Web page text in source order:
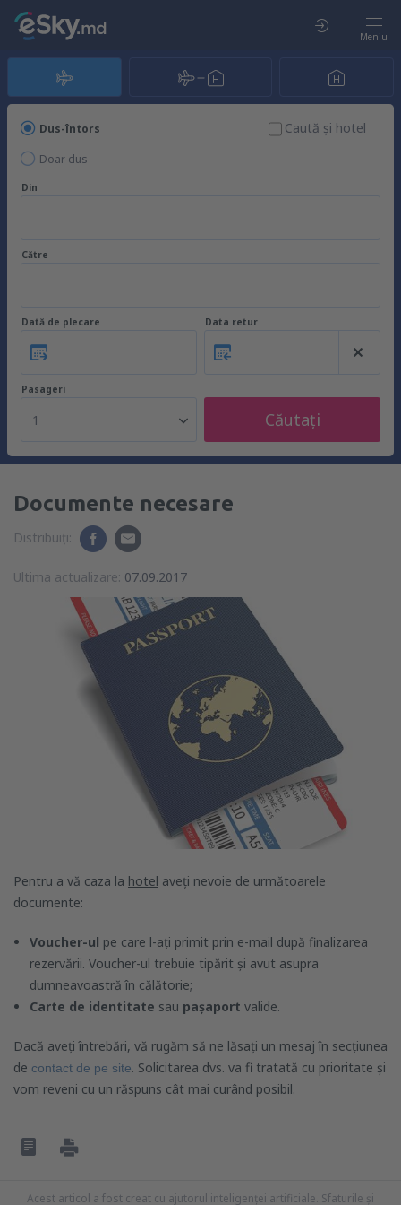
Meniu
Dus-întors
Doar dus
Caută şi hotel
Din
Către
Dată de plecare Data retur
Pasageri
1 Căutați
Documente necesare
Distribuiți:
Ultima actualizare: 07.09.2017
Pentru a vă caza la hotel aveți nevoie de următoarele
documente:
Voucher-ul pe care l-ați primit prin e-mail după finalizarea
rezervării. Voucher-ul trebuie tipărit și avut asupra
dumneavoastră în călătorie;
Carte de identitate sau pașaport valide.
Dacă aveți întrebări, vă rugăm să ne lăsați un mesaj în secțiunea
de contact de pe site. Solicitarea dvs. va fi tratată cu prioritate și
vom reveni cu un răspuns cât mai curând posibil.
Acest articol a fost creat cu ajutorul inteligenței artificiale. Sfaturile și